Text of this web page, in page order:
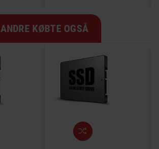
ANDRE KØBTE OGSÅ